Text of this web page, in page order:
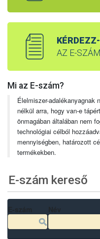
AZ E-
Mi az E-szám?
Élelmiszer-
nélkül arra, hogy van-e
önmagában általában nem
technológiai célból
mennyiségben, határozott
termékekben.
E-szám kereső